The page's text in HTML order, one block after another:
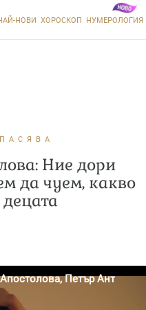
НОВИ ХОРОСКОП НУМЕРОЛОГИЯ
Ние дори
да чуем, какво
децата